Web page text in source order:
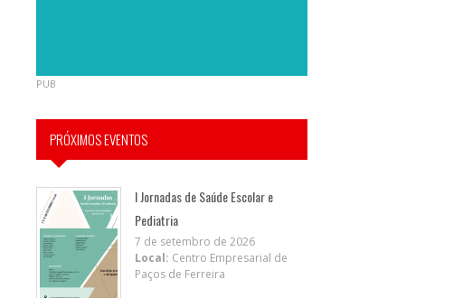
PUB
PRÓXIMOS EVENTOS
I Jornadas de Saúde Escolar e
Pediatria
7 de setembro de 2026
Local: Centro Empresarial de
Paços de Ferreira